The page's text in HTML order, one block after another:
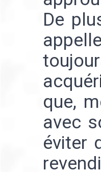
De
que,
avec
éviter